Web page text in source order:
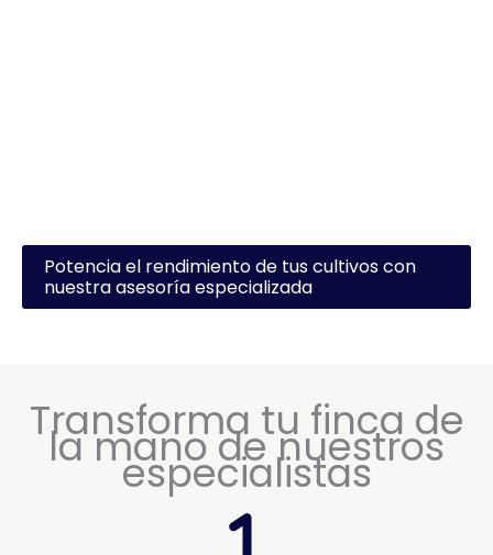
Potencia el rendimiento de tus cultivos con
nuestra asesoría especializada
Transforma tu finca de
la mano de nuestros
especialistas